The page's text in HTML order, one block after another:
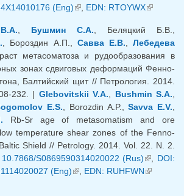
ссылка)
(Eng)(внешняя ссылка)
, EDN: RTOYWX(внешняя
, Бушмин С.А., Беляцкий Б.В.,
, Бороздин А.П., Савва Е.В.,Лебедева
метасоматоза и рудообразования в
зонах сдвиговых деформаций Фенно-
Балтийский щит // Петрология. 2014.
232. | Glebovitskii V.A., Bushmin S.A.,
E.S., Borozdin A.P.,Savva E.V.,
Rb-Sr age of metasomatism and ore
temperature shear zones of the Fenno-
Shield // Petrology. 2014. Vol. 22. N. 2.
S0869590314020022 (Rus)(внешняя
ссылка)
, DOI:
(Eng)(внешняя ссылка)
, EDN: RUHFWN(внешняя